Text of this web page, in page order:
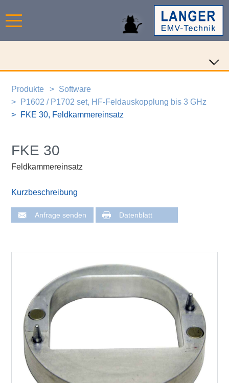
Produkte
Software
P1602 / P1702 set, HF-Feldauskopplung bis 3 GHz
FKE 30, Feldkammereinsatz
FKE 30
Feldkammereinsatz
Kurzbeschreibung
Anfrage senden Datenblatt